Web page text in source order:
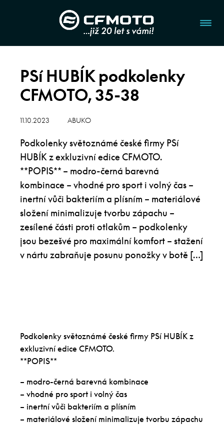
PSí HUBÍK podkolenky
CFMOTO, 35-38
11.10.2023 ABUKO
Podkolenky světoznámé české firmy PSí
HUBÍK z exkluzivní edice CFMOTO.
**POPIS** – modro-černá barevná
kombinace – vhodné pro sport i volný čas –
inertní vůči bakteriím a plísním – materiálové
složení minimalizuje tvorbu zápachu –
zesílené části proti otlakům – podkolenky
jsou bezešvé pro maximální komfort – stažení
v nártu zabraňuje posunu ponožky v botě […]
Podkolenky světoznámé české firmy PSí HUBÍK z
exkluzivní edice CFMOTO.
**POPIS**
– modro-černá barevná kombinace
– vhodné pro sport i volný čas
– inertní vůči bakteriím a plísním
– materiálové složení minimalizuje tvorbu zápachu